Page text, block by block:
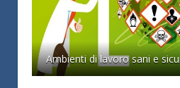
Ambienti di lavoro sani e